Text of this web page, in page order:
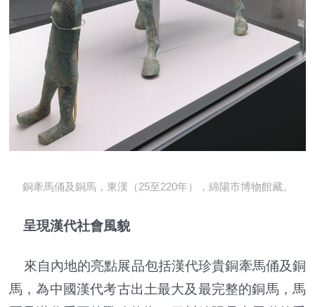
銅牽馬俑及銅馬，東漢（25至220年），綿陽市博物館藏。
呈現漢代社會風貌
來自內地的亮點展品包括漢代珍貴銅牽馬俑及銅
馬，為中國漢代考古出土最大及最完整的銅馬，馬